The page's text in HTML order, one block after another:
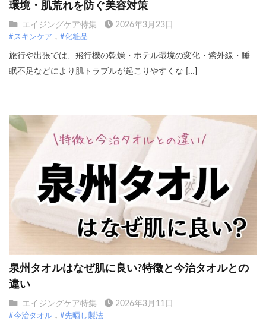
環境・肌荒れを防ぐ美容対策
エイジングケア特集 2026年3月23日
#スキンケア #化粧品
旅行や出張では、飛行機の乾燥・ホテル環境の変化・紫外線・睡
眠不足などにより肌トラブルが起こりやすくな […]
泉州タオルはなぜ肌に良い?特徴と今治タオルとの
違い
エイジングケア特集 2026年3月11日
#今治タオル #先晒し製法